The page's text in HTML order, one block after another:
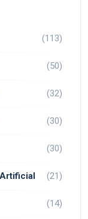
(113)
(50)
(32)
(30)
(30)
(21)
(14)